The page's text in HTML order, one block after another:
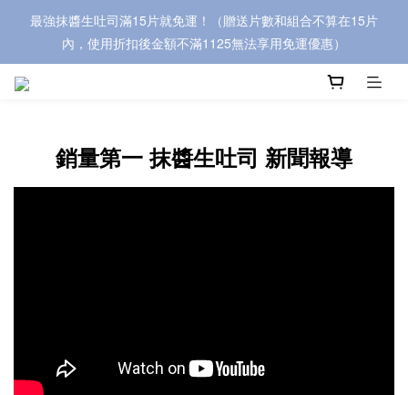
最強抹醬生吐司滿15片就免運！（贈送片數和組合不算在15片
內，使用折扣後金額不滿1125無法享用免運優惠）
銷量第一 抹醬生吐司 新聞報導